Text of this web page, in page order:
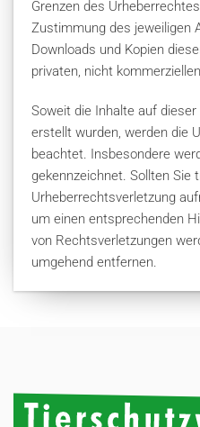
Grenzen des
Zustimmung des jeweiligen
Downloads und Kopien
privaten, nicht
Soweit die Inhalte auf
erstellt wurden, werden die
beachtet. Insbesondere
gekennzeichnet. Sollten Sie
Urheberrechtsverletzung
um einen entsprechenden
von Rechtsverletzungen
umgehend entfernen.